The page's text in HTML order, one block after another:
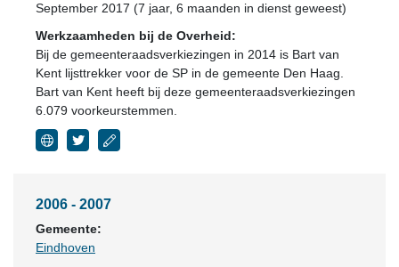
September 2017 (7 jaar, 6 maanden in dienst geweest)
Werkzaamheden bij de Overheid:
Bij de gemeenteraadsverkiezingen in 2014 is Bart van
Kent lijsttrekker voor de SP in de gemeente Den Haag.
Bart van Kent heeft bij deze gemeenteraadsverkiezingen
6.079 voorkeurstemmen.
2006 - 2007
Gemeente:
Eindhoven